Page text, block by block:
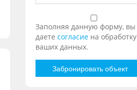
Заполняя данную форму, вы
даете согласие на обработку
ваших данных.